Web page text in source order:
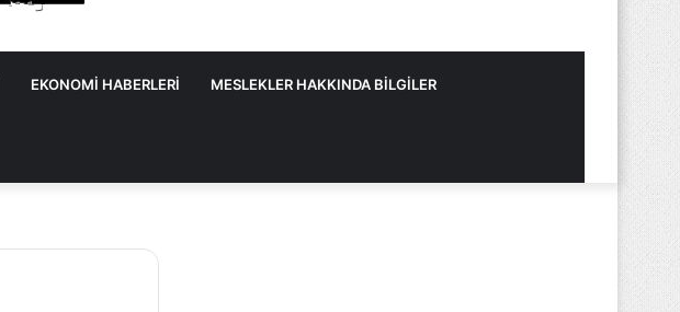
EKONOMİ HABERLERİ MESLEKLER HAKKINDA BİLGİLER